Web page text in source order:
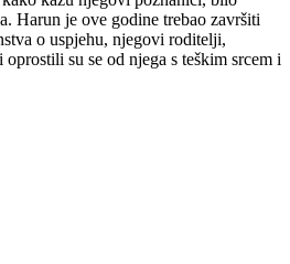
Harun je ove godine trebao završiti
o uspjehu, njegovi roditelji,
su se od njega s teškim srcem i